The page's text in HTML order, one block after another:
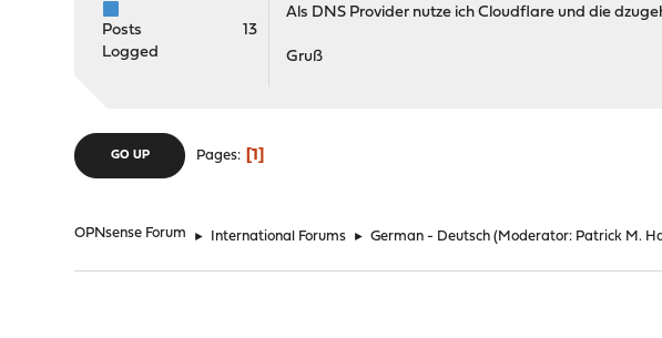
Posts
13
Logged
Als DNS Provider nutze ich Cloudflare und die
Gruß
GO UP Pages 1
OPNsense Forum ► International Forums ► German - Deutsch (Moderator: Patrick M.